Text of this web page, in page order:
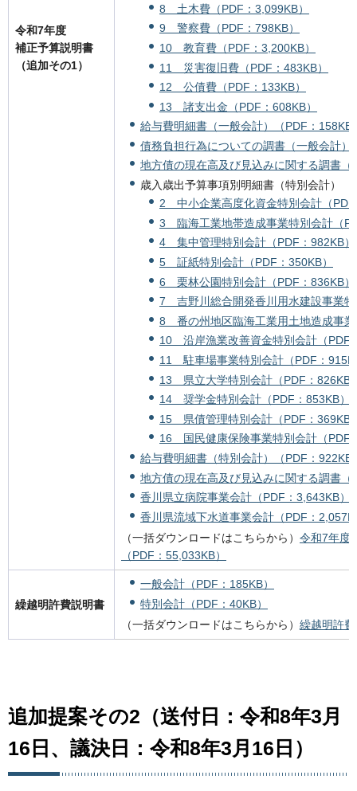
令和7年度
補正予算説明書
（追加その1）
8 土木費（PDF：3,099KB）
9 警察費（PDF：798KB）
10 教育費（PDF：3,200KB）
11 災害復旧費（PDF：483KB）
12 公債費（PDF：133KB）
13 諸支出金（PDF：608KB）
給与費明細書（一般会計）（PDF：158KB
債務負担行為についての調書（一般会計）
地方債の現在高及び見込みに関する調書
歳入歳出予算事項別明細書（特別会計）
2 中小企業高度化資金特別会計（PDF
3 臨海工業地帯造成事業特別会計（
4 集中管理特別会計（PDF：982KB）
5 証紙特別会計（PDF：350KB）
6 栗林公園特別会計（PDF：836KB）
7 吉野川総合開発香川用水建設事業
8 番の州地区臨海工業用土地造成事
10 沿岸漁業改善資金特別会計（PDF
11 駐車場事業特別会計（PDF：
13 県立大学特別会計（PDF：826KB
14 奨学金特別会計（PDF：853KB）
15 県債管理特別会計（PDF：369KB
16 国民健康保険事業特別会計（PDF
給与費明細書（特別会計）（PDF：922KB
地方債の現在高及び見込みに関する調書
香川県立病院事業会計（PDF：3,643KB）
香川県流域下水道事業会計（PDF：
（一括ダウンロードはこちらから） 令和7年度
（PDF：55,033KB）
繰越明許費説明書
一般会計（PDF：185KB）
特別会計（PDF：40KB）
（一括ダウンロードはこちらから） 繰越明許
追加提案その2（送付日：令和8年3月
16日 、議決日：令和8年3月16日）